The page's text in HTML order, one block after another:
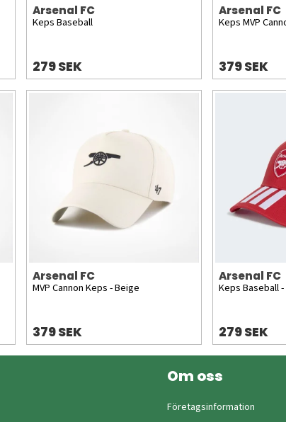
Arsenal FC
Keps Baseball
279 SEK
Arsenal FC
Keps MVP
379 SEK
Arsenal FC
MVP Cannon Keps - Beige
379 SEK
Arsenal FC
Keps Baseball -
279 SEK
Om oss
Företagsinformation